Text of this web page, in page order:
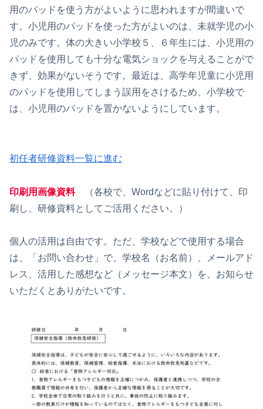
用のパッドを使う方がよいように思われますが間違いで
す。小児用のパッドを使った方がよいのは、未就学児の小
児のみです。体の大きい小学校５、６年生には、小児用の
パッドを使用しても十分な電気ショックを与えることがで
きず、効果がないそうです。最近は、高学年児童に小児用
のパッドを使用してしまう誤用をさけるため、小学校で
は、小児用のパッドを置かないようにしています。
初任者研修資料一覧に進む
印刷用画像資料（各校で、Wordなどに貼り付けて、印
刷し、研修資料としてご活用ください。）
個人の活用は自由です。ただ、学校などで使用する場合
は、「お問い合わせ」で、学校名（お名前）、メールアド
レス、活用した感想など（メッセージ本文）を、お知らせ
いただくとありがたいです。